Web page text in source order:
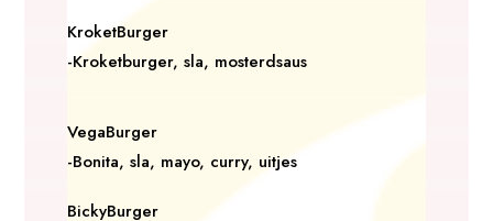
KroketBurger
-Kroketburger, sla, mosterdsaus
VegaBurger
-Bonita, sla, mayo, curry, uitjes
BickyBurger